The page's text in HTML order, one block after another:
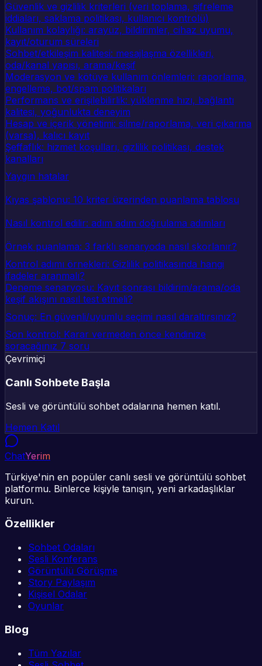
Güvenlik ve gizlilik kriterleri (veri toplama, şifreleme
iddiaları, saklama politikası, kullanıcı kontrolü)
Kullanım kolaylığı: arayüz, bildirimler, cihaz uyumu,
kayıt/oturum süreleri
Sohbet/etkileşim kalitesi: mesajlaşma özellikleri,
oda/kanal yapısı, arama/keşif
Moderasyon ve kötüye kullanım önlemleri: raporlama,
engelleme, bot/spam politikaları
Performans ve erişilebilirlik: yüklenme hızı, bağlantı
kalitesi, yoğunlukta deneyim
Hesap ve içerik yönetimi: silme/raporlama, veri çıkarma
(varsa), kalıcı kayıt
Şeffaflık: hizmet koşulları, gizlilik politikası, destek
kanalları
Yaygın hatalar
Kıyas şablonu: 10 kriter üzerinden puanlama tablosu
Nasıl kontrol edilir: adım adım doğrulama adımları
Örnek puanlama: 3 farklı senaryoda nasıl skorlanır?
Kontrol adımı örnekleri: Gizlilik politikasında hangi
ifadeler aranmalı?
Deneme senaryosu: Kayıt sonrası bildirim/arama/oda
keşif akışını nasıl test etmeli?
Sonuç: En güvenli/uyumlu seçimi nasıl daraltırsınız?
Son kontrol: Karar vermeden önce kendinize
soracağınız 7 soru
Çevrimiçi
Canlı Sohbete Başla
Sesli ve görüntülü sohbet odalarına hemen katıl.
Hemen Katıl
ChatYerim
Türkiye'nin en popüler canlı sesli ve görüntülü sohbet
platformu. Binlerce kişiyle tanışın, yeni arkadaşlıklar
kurun.
Özellikler
Sohbet Odaları
Sesli Konferans
Görüntülü Görüşme
Story Paylaşım
Kişisel Odalar
Oyunlar
Blog
Tüm Yazılar